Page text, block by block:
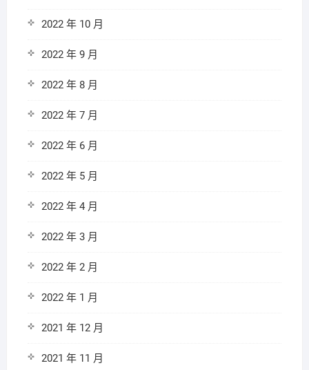
2022 年 10 月
2022 年 9 月
2022 年 8 月
2022 年 7 月
2022 年 6 月
2022 年 5 月
2022 年 4 月
2022 年 3 月
2022 年 2 月
2022 年 1 月
2021 年 12 月
2021 年 11 月